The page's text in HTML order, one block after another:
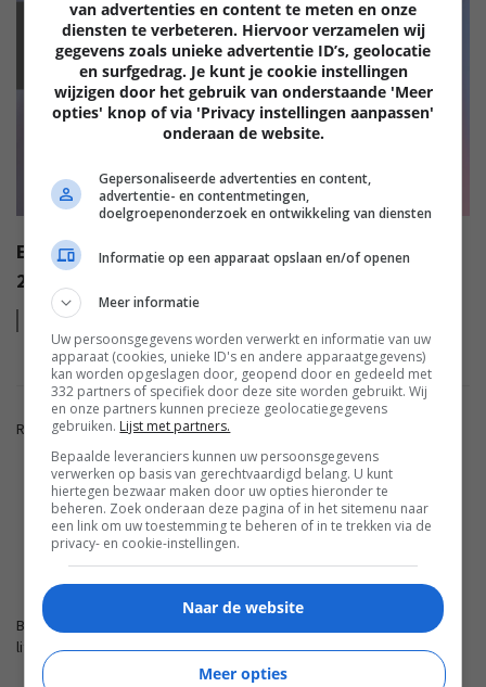
EISA AWARDS: WAT ZIJN DE BESTE PRODUCTEN VAN
2022?
Leesmeer
Reacties zijn gesloten.
ADVERTENTIE
FWD.NL
Blijf op de hoogte met de nieuwste artikelen van ons
lifestyleplatform en bezoek FWD.nl.
van advertenties en content te meten en onze
diensten te verbeteren. Hiervoor verzamelen wij
gegevens zoals unieke advertentie ID’s, geolocatie
en surfgedrag. Je kunt je cookie instellingen
wijzigen door het gebruik van onderstaande 'Meer
opties' knop of via 'Privacy instellingen aanpassen'
onderaan de website.
Gepersonaliseerde advertenties en content,
advertentie- en contentmetingen,
doelgroepenonderzoek en ontwikkeling van diensten
Informatie op een apparaat opslaan en/of openen
Meer informatie
Uw persoonsgegevens worden verwerkt en informatie van uw
apparaat (cookies, unieke ID's en andere apparaatgegevens)
kan worden opgeslagen door, geopend door en gedeeld met
332 partners of specifiek door deze site worden gebruikt. Wij
en onze partners kunnen precieze geolocatiegegevens
gebruiken. Lijst met partners.
Bepaalde leveranciers kunnen uw persoonsgegevens
verwerken op basis van gerechtvaardigd belang. U kunt
hiertegen bezwaar maken door uw opties hieronder te
beheren. Zoek onderaan deze pagina of in het sitemenu naar
een link om uw toestemming te beheren of in te trekken via de
privacy- en cookie-instellingen.
Naar de website
Meer opties